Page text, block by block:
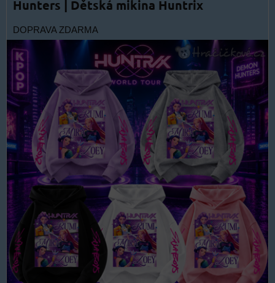
Hunters | Dětská mikina Huntrix
DOPRAVA ZDARMA